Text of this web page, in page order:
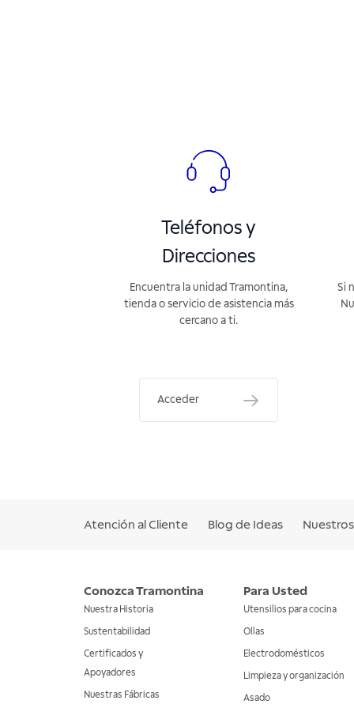
Teléfonos y
Direcciones
Encuentra la unidad Tramontina,
tienda o servicio de asistencia más
cercano a ti.
Acceder
Si
Atención al Cliente Blog de Ideas
Conozca Tramontina
Nuestra Historia
Sustentabilidad
Certificados y
Apoyadores
Nuestras Fábricas
Para Usted
Utensilios para cocina
Ollas
Electrodomésticos
Limpieza y organización
Asado